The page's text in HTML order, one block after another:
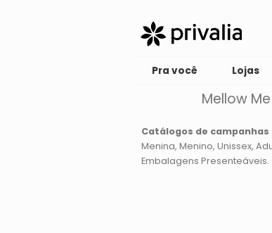
Pra você Lojas
Mellow Me
Catálogos de
Menina Menino Unissex
Embalagens Presenteáveis